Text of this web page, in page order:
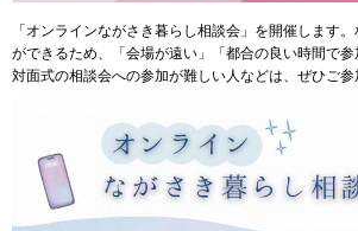
「オンラインながさき暮らし相談会」を開催します
ができるため、「会場が遠い」「都合の良い時間で
対面式の相談会への参加が難しい人などは、ぜひご参